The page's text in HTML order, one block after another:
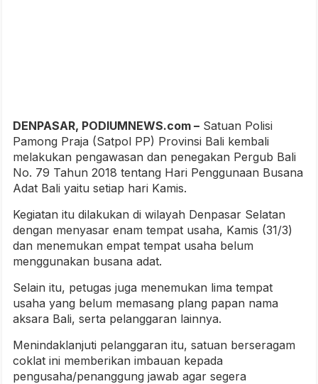
DENPASAR, PODIUMNEWS.com – Satuan Polisi
Pamong Praja (Satpol PP) Provinsi Bali kembali
melakukan pengawasan dan penegakan Pergub Bali
No. 79 Tahun 2018 tentang Hari Penggunaan Busana
Adat Bali yaitu setiap hari Kamis.
Kegiatan itu dilakukan di wilayah Denpasar Selatan
dengan menyasar enam tempat usaha, Kamis (31/3)
dan menemukan empat tempat usaha belum
menggunakan busana adat.
Selain itu, petugas juga menemukan lima tempat
usaha yang belum memasang plang papan nama
aksara Bali, serta pelanggaran lainnya.
Menindaklanjuti pelanggaran itu, satuan berseragam
coklat ini memberikan imbauan kepada
pengusaha/penanggung jawab agar segera